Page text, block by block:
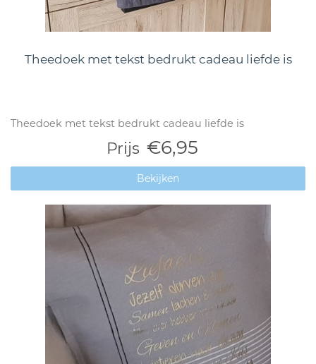
Theedoek met tekst bedrukt cadeau liefde is
Theedoek met tekst bedrukt cadeau liefde is
Prijs €6,95
Bekijken